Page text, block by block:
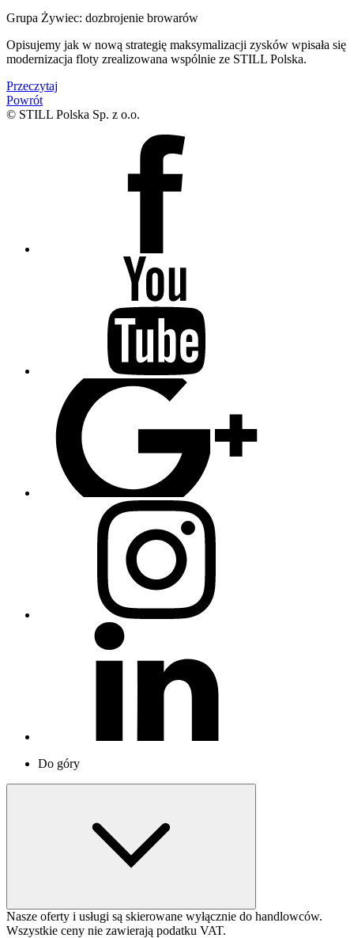
Grupa Żywiec: dozbrojenie browarów
Opisujemy jak w nową strategię maksymalizacji zysków wpisała się
modernizacja floty zrealizowana wspólnie ze STILL Polska.
Przeczytaj
Powrót
© STILL Polska Sp. z o.o.
Do góry
Nasze oferty i usługi są skierowane wyłącznie do handlowców.
Wszystkie ceny nie zawierają podatku VAT.